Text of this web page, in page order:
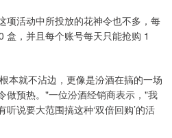
项活动中所投放的花神令也不多，每
盒，并且每个账号每天只能抢购 1
根本就不沾边，更像是汾酒在搞的一场
做预热。"一位汾酒经销商表示，"我
说要大范围搞这种‘双倍回购’的活